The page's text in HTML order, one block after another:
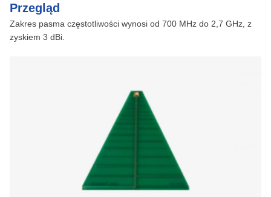
Przegląd
Zakres pasma częstotliwości wynosi od 700 MHz do 2,7 GHz, z
zyskiem 3 dBi.